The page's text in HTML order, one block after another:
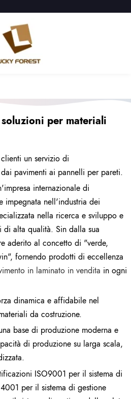
per materiali
un servizio di
pavimenti ai pannelli per pareti.
internazionale di
impegnata nell'industria dei
nella ricerca e sviluppo e
alta qualità. Sin dalla sua
aderito al concetto di "verde,
fornendo prodotti di eccellenza
in laminato in vendita in ogni
dinamica e affidabile nel
da costruzione.
base di produzione moderna e
di produzione su larga scala,
ISO9001 per il sistema di
per il sistema di gestione